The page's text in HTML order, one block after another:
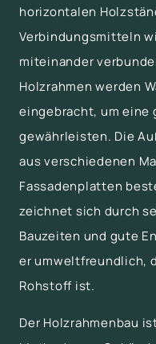
horizontalen
Verbindungsmitteln
miteinander
Holzrahmen werden
eingebracht, um eine
gewährleisten. Die
aus verschiedenen
Fassadenplatten
zeichnet sich durch
Bauzeiten und gute
er umweltfreundlich,
Rohstoff ist.
Der Holzrahmenbau